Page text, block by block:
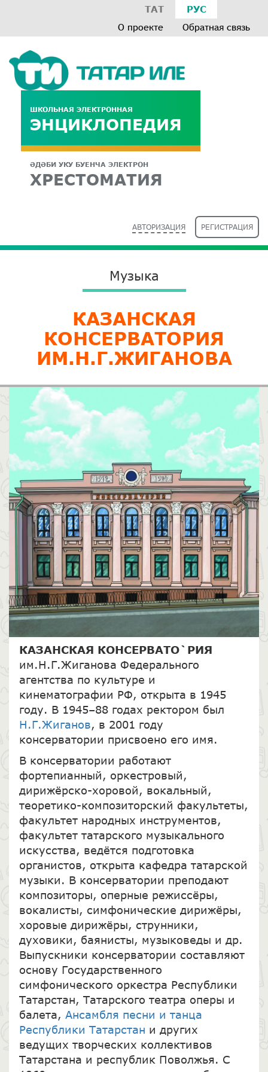
ТАТ РУС
О проекте Обратная связь
ШКОЛЬНАЯ ЭЛЕКТРОННАЯ
ЭНЦИКЛОПЕДИЯ
ӘДӘБИ УКУ БУЕНЧА ЭЛЕКТРОН
ХРЕСТОМАТИЯ
АВТОРИЗАЦИЯ РЕГИСТРАЦИЯ
Музыка
​КАЗАНСКАЯ
КОНСЕРВАТОРИЯ
ИМ.Н.Г.ЖИГАНОВА
КАЗАНСКАЯ КОНСЕРВАТО`РИЯ
им.Н.Г.Жиганова Федерального
агентства по культуре и
кинематографии РФ, открыта в 1945
году. В 1945–88 годах ректором был
Н.Г.Жиганов, в 2001 году
консерватории присвоено его имя.
В консерватории работают
фортепианный, оркестровый,
дирижёрско-хоровой, вокальный,
теоретико-композиторский факультеты,
факультет народных инструментов,
факультет татарского музыкального
искусства, ведётся подготовка
органистов, открыта кафедра татарской
музыки. В консерватории преподают
композиторы, оперные режиссёры,
вокалисты, симфонические дирижёры,
хоровые дирижёры, струнники,
духовики, баянисты, музыковеды и др.
Выпускники консерватории составляют
основу Государственного
симфонического оркестра Республики
Татарстан, Татарского театра оперы и
балета, Ансамбля песни и танца
Республики Татарстан и других
ведущих творческих коллективов
Татарстана и республик Поволжья. С